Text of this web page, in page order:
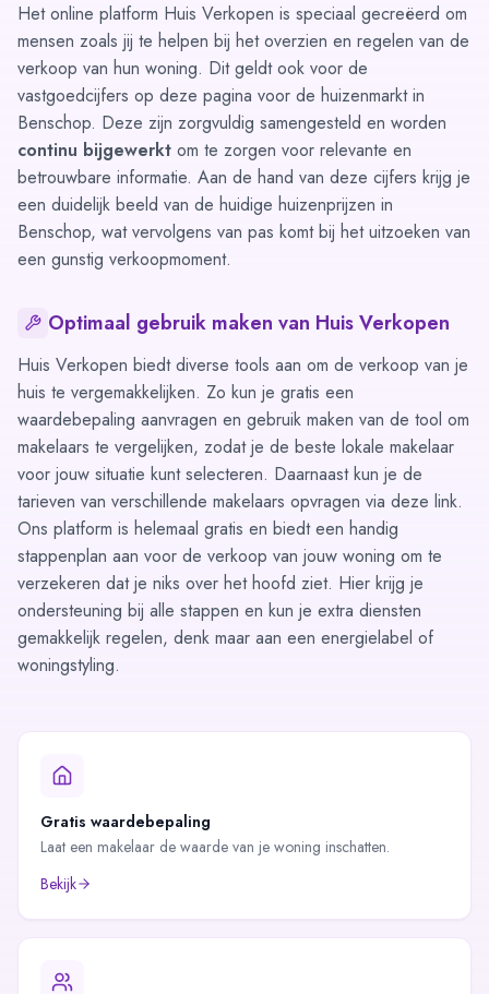
Het online platform Huis Verkopen is speciaal gecreëerd om
mensen zoals jij te helpen bij het overzien en regelen van de
verkoop van hun woning. Dit geldt ook voor de
vastgoedcijfers op deze pagina voor de huizenmarkt in
Benschop. Deze zijn zorgvuldig samengesteld en worden
continu bijgewerkt om te zorgen voor relevante en
betrouwbare informatie. Aan de hand van deze cijfers krijg je
een duidelijk beeld van de huidige huizenprijzen in
Benschop, wat vervolgens van pas komt bij het uitzoeken van
een gunstig verkoopmoment.
Optimaal gebruik maken van Huis Verkopen
Huis Verkopen biedt diverse tools aan om de verkoop van je
huis te vergemakkelijken. Zo kun je gratis een
waardebepaling aanvragen en gebruik maken van de tool om
makelaars te vergelijken, zodat je de beste lokale makelaar
voor jouw situatie kunt selecteren. Daarnaast kun je de
tarieven van verschillende makelaars opvragen via deze link.
Ons platform is helemaal gratis en biedt een handig
stappenplan aan voor de verkoop van jouw woning om te
verzekeren dat je niks over het hoofd ziet. Hier krijg je
ondersteuning bij alle stappen en kun je extra diensten
gemakkelijk regelen, denk maar aan een energielabel of
woningstyling.
Gratis waardebepaling
Laat een makelaar de waarde van je woning inschatten.
Bekijk